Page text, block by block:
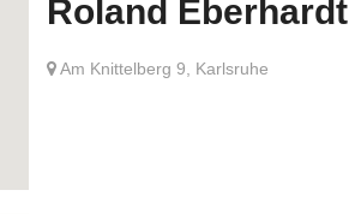
Roland Eberhardt
Am Knittelberg 9, Karlsruhe